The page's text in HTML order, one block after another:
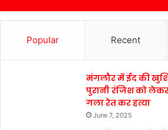
Popular Recent
मंगलौर में ईद की
पुरानी रंजिश को
गला रेत कर हत्या
June 7, 2025